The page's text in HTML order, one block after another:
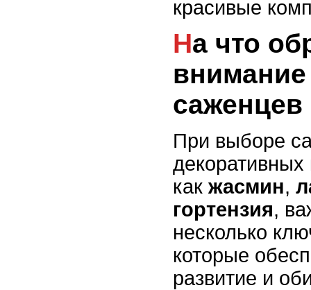
красивые
На что обратить
саженцев
При выборе
декоративных
как жасмин,
гортензия,
несколько
которые
развитие и